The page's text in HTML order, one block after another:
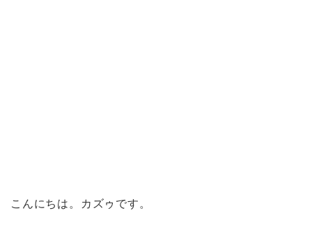
こんにちは。カズゥです。